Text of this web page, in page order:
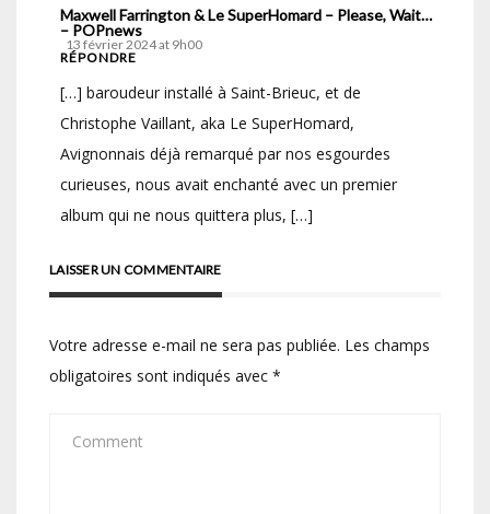
Maxwell Farrington & Le SuperHomard – Please, Wait…
– POPnews
13 février 2024 at 9h00
RÉPONDRE
[…] baroudeur installé à Saint-Brieuc, et de
Christophe Vaillant, aka Le SuperHomard,
Avignonnais déjà remarqué par nos esgourdes
curieuses, nous avait enchanté avec un premier
album qui ne nous quittera plus, […]
LAISSER UN COMMENTAIRE
Votre adresse e-mail ne sera pas publiée. Les champs
obligatoires sont indiqués avec *